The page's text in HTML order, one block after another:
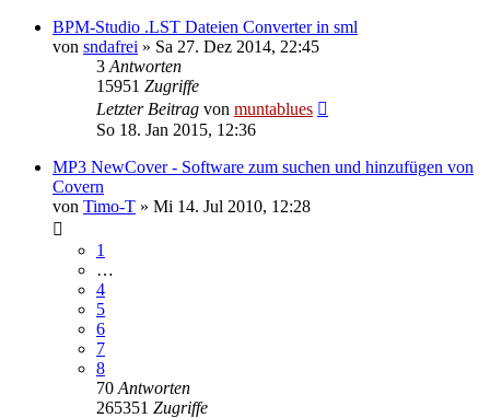
BPM-Studio .LST Dateien Converter in sml
von sndafrei » Sa 27. Dez 2014, 22:45
3 Antworten
15951 Zugriffe
Letzter Beitrag von muntablues
So 18. Jan 2015, 12:36
MP3 NewCover - Software zum suchen und hinzufügen von
Covern
von Timo-T » Mi 14. Jul 2010, 12:28
1
…
4
5
6
7
8
70 Antworten
265351 Zugriffe